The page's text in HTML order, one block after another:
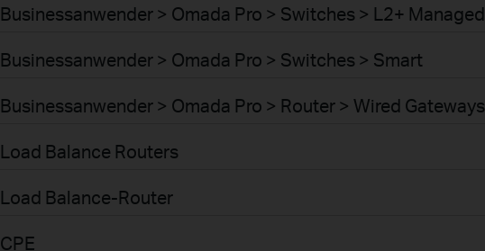
Businessanwender > Omada Pro > Switches > L2+ Managed
Businessanwender > Omada Pro > Switches > Smart
Businessanwender > Omada Pro > Router > Wired Gateways
Load Balance Routers
Load Balance-Router
CPE